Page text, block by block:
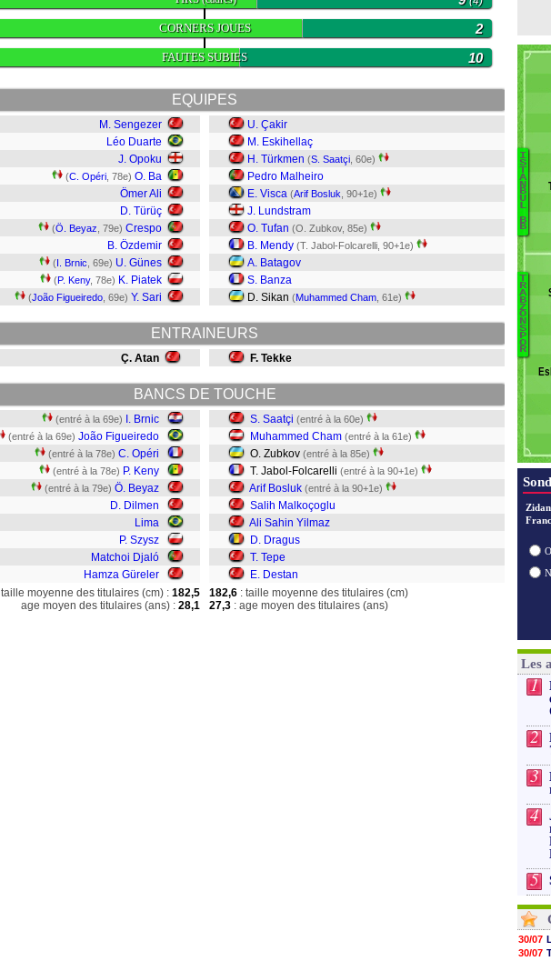
CORNERS JOUES 2
FAUTES SUBIES 10
EQUIPES
M. Sengezer
Léo Duarte
J. Opoku
(C. Opéri , 78e) O. Ba
Ömer Ali
D. Türüç
(Ö. Beyaz , 79e) Crespo
B. Özdemir
(I. Brnic , 69e) U. Günes
(P. Keny, 78e) K. Piatek
(João Figueiredo , 69e) Y. Sari
U. Çakir
M. Eskihellaç
H. Türkmen (S. Saatçi , 60e)
Pedro Malheiro
E. Visca (Arif Bosluk , 90+1e)
J. Lundstram
O. Tufan (O. Zubkov, 85e)
B. Mendy (T. Jabol-Folcarelli, 90+1e)
A. Batagov
S. Banza
D. Sikan (Muhammed Cham , 61e)
ENTRAINEURS
Ç. Atan F. Tekke
BANCS DE TOUCHE
(entré à la 69e) I. Brnic
(entré à la 69e) João Figueiredo
(entré à la 78e) C. Opéri
(entré à la 78e) P. Keny
(entré à la 79e) Ö. Beyaz
D. Dilmen
Lima
P. Szysz
Matchoi Djaló
Hamza Güreler
S. Saatçi (entré à la 60e)
Muhammed Cham (entré à la 61e)
O. Zubkov (entré à la 85e)
T. Jabol-Folcarelli (entré à la 90+1e)
Arif Bosluk (entré à la 90+1e)
Salih Malkoçoglu
Ali Sahin Yilmaz
D. Dragus
T. Tepe
E. Destan
taille moyenne des titulaires (cm) : 182,5
age moyen des titulaires (ans) : 28,1
182,6 : taille moyenne des titulaires (cm)
27,3 : age moyen des titulaires (ans)
I
S
T
A
N
B
U
L
B
B
R
A
B
Z
O
N
S
P
O
R
Les
1
2
3
4
5
30/07
30/07